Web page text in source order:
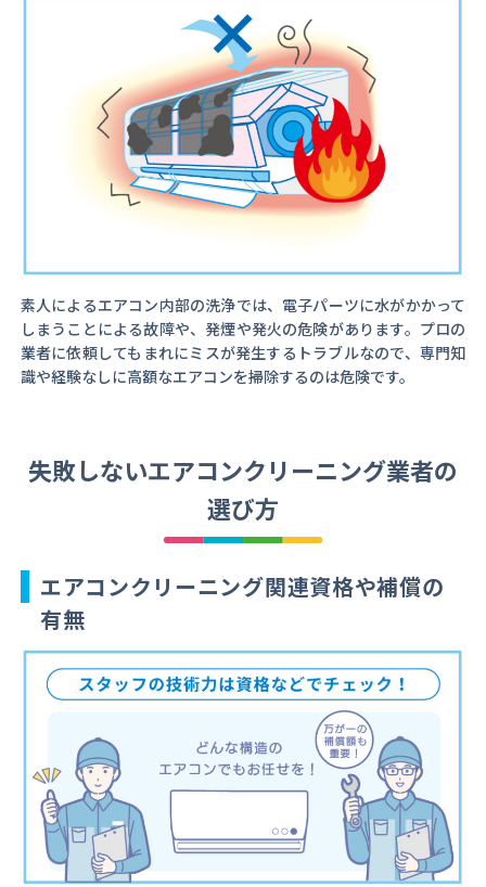
素人によるエアコン内部の洗浄では、電子パーツに水がかかって
しまうことによる故障や、発煙や発火の危険があります。プロの
業者に依頼してもまれにミスが発生するトラブルなので、専門知
識や経験なしに高額なエアコンを掃除するのは危険です。
失敗しないエアコンクリーニング業者の
選び方
エアコンクリーニング関連資格や補償の
有無